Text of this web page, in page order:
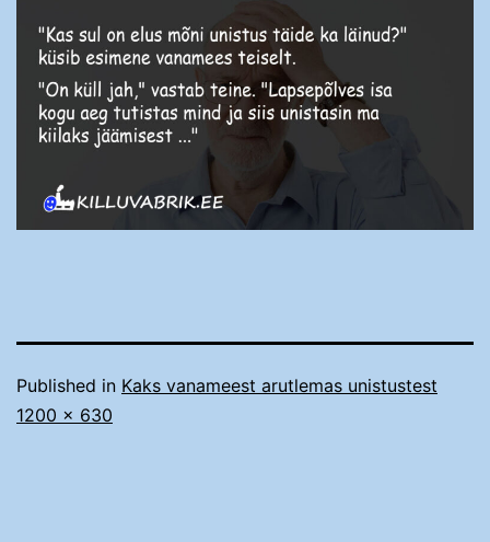
Published in Kaks vanameest arutlemas unistustest
Täissuurus
1200 × 630